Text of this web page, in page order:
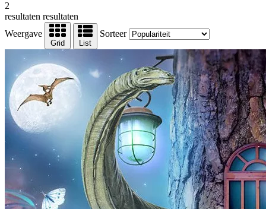
2
resultaten resultaten
Weergave
Grid List
Sorteer